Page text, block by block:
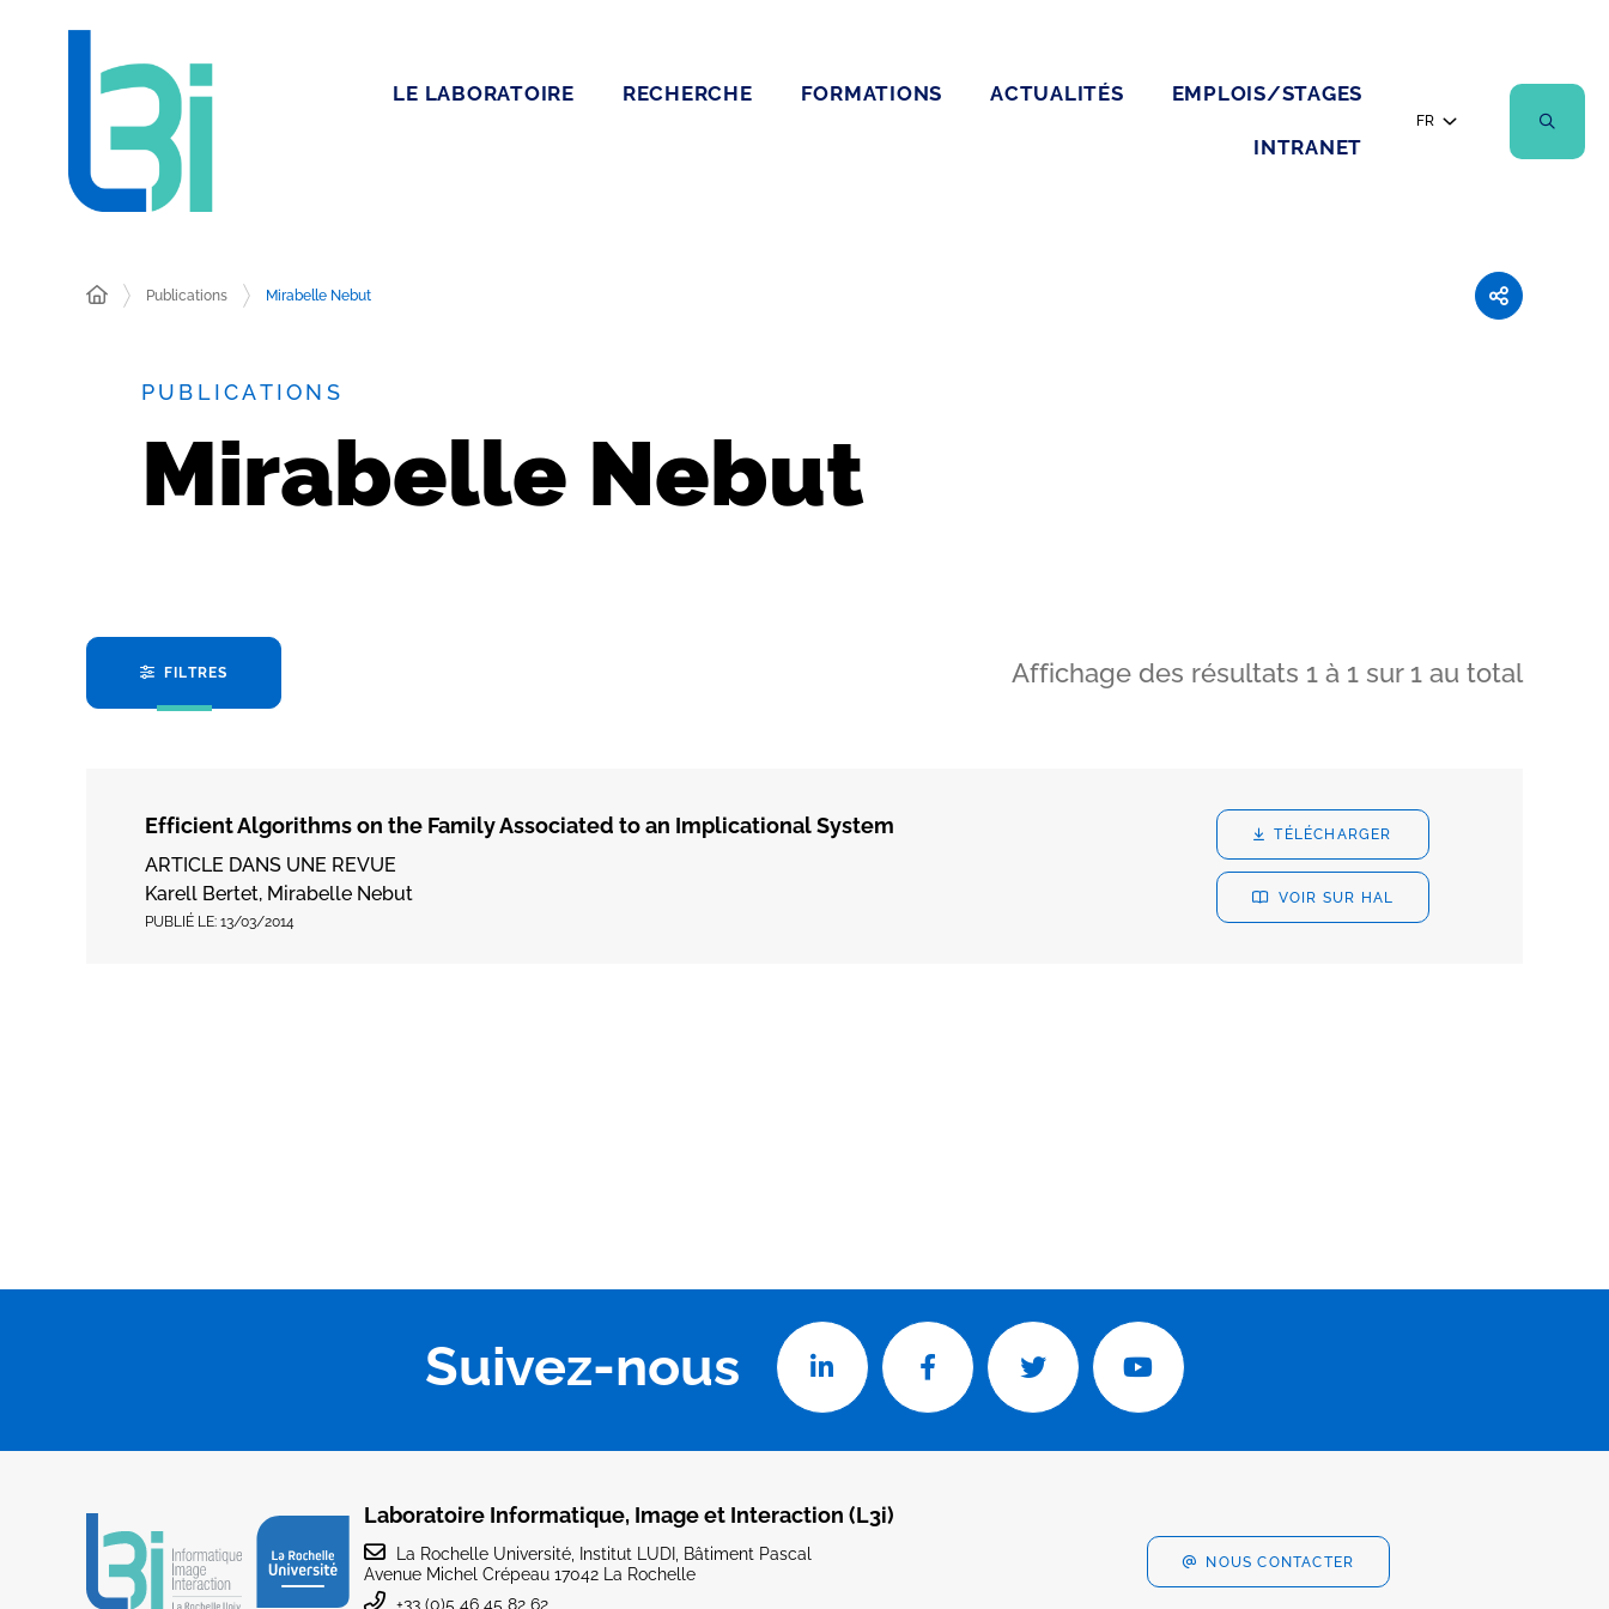
LE LABORATOIRE RECHERCHE FORMATIONS ACTUALITÉS EMPLOIS/STAGES
INTRANET
FR
Publications Mirabelle Nebut
PUBLICATIONS
Mirabelle Nebut
FILTRES Affichage des résultats 1 à 1 sur 1 au total
Efficient Algorithms on the Family Associated to an Implicational System
ARTICLE DANS UNE REVUE
Karell Bertet, Mirabelle Nebut
PUBLIÉ LE: 13/03/2014
TÉLÉCHARGER
VOIR SUR HAL
Suivez-nous
Laboratoire Informatique, Image et Interaction (L3i)
La Rochelle Université, Institut LUDI, Bâtiment Pascal
Avenue Michel Crépeau 17042 La Rochelle
+33 (0)5 46 45 82 62
NOUS CONTACTER